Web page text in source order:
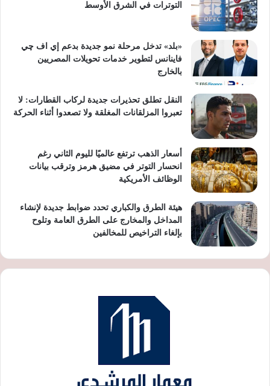
التوترات في الشرق الأوسط
«بلد» تدخل مرحلة نمو جديدة بدعم إي اف چي
فاينانس لتطوير خدمات تحويلات المصريين
بالخارج
النقل تطلق تحذيرات جديدة لركاب القطارات: لا
تعبروا المزلقانات المغلقة ولا تصعدوا أثناء الحركة
أسعار الذهب ترتفع عالميًا لليوم الثاني رغم
انحسار التوتر في مضيق هرمز وترقب بيانات
الوظائف الأمريكية
هيئة الطرق والكباري تحدد ضوابط جديدة لإنشاء
المداخل والمخارج على الطرق العامة وتلوح
بإلغاء التراخيص للمخالفين